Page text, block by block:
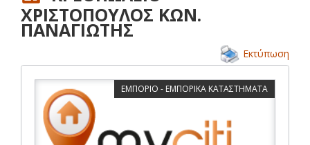
ΧΡΙΣΤΟΠΟΥΛΟΣ ΚΩΝ.
ΠΑΝΑΓΙΩΤΗΣ
Εκτύπωση
ΕΜΠΟΡΙΟ - ΕΜΠΟΡΙΚΑ ΚΑΤΑΣΤΗΜΑΤΑ